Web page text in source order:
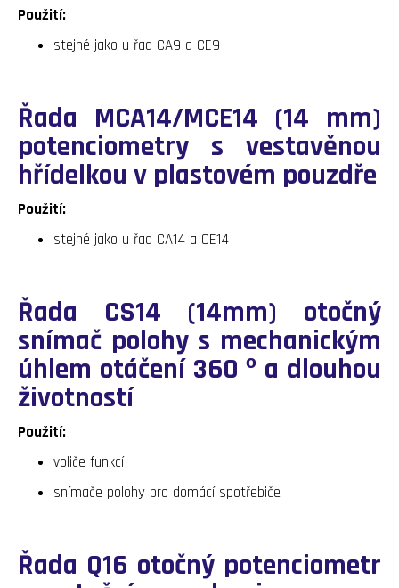
Použití:
stejné jako u řad CA9 a CE9
Řada MCA14/MCE14 (14 mm)
potenciometry s vestavěnou
hřídelkou v plastovém pouzdře
Použití:
stejné jako u řad CA14 a CE14
Řada CS14 (14mm) otočný
snímač polohy s mechanickým
úhlem otáčení 360 º a dlouhou
životností
Použití:
voliče funkcí
snímače polohy pro domácí spotřebiče
Řada Q16 otočný potenciometr